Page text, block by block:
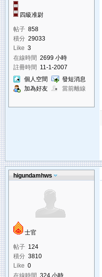
四級准尉
帖子 858
積分 29033
Like 3
在線時間 2699 小時
註冊時間 11-1-2007
個人空間
發短消息
加為好友
當前離線
higundamhws
士官
帖子 124
積分 3810
Like 0
在線時間 324 小時